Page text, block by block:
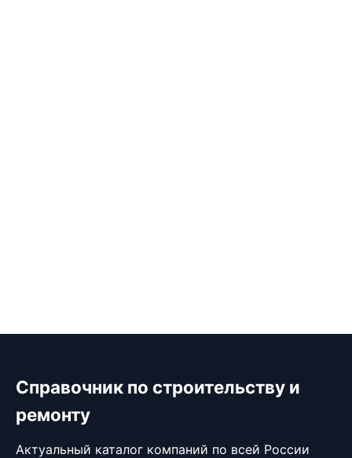
Справочник по строительству и
ремонту
Актуальный каталог компаний по всей России